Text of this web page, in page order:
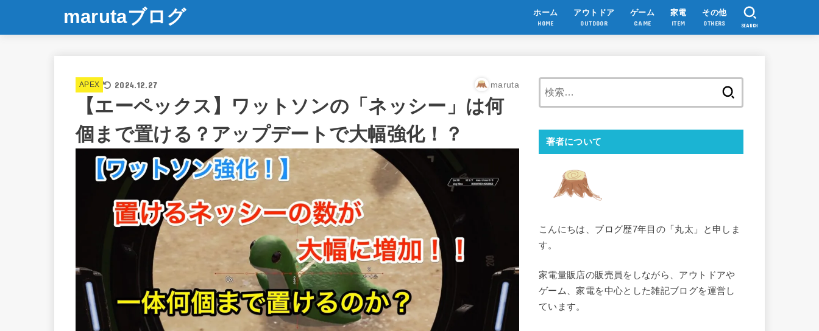
marutaブログ ホーム
HOME
アウトドア
OUTDOOR
ゲーム
GAME
家電
ITEM
その他
OTHERS SEARCH
APEX 2024.12.27 maruta
【エーペックス】ワットソンの「ネッシー」は何
個まで置ける？アップデートで大幅強化！？
著者について
こんにちは、ブログ歴7年目の「丸太」と申しま
す。
家電量販店の販売員をしながら、アウトドアや
ゲーム、家電を中心とした雑記ブログを運営し
ています。